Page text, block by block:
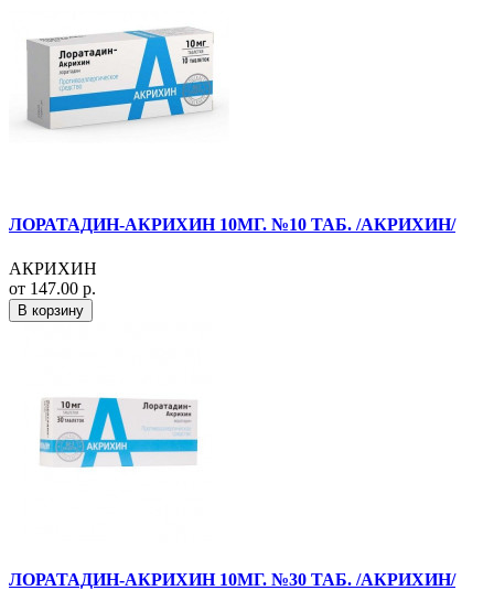
ЛОРАТАДИН-АКРИХИН 10МГ. №10 ТАБ. /АКРИХИН/
АКРИХИН
от 147.00 р.
В корзину
ЛОРАТАДИН-АКРИХИН 10МГ. №30 ТАБ. /АКРИХИН/